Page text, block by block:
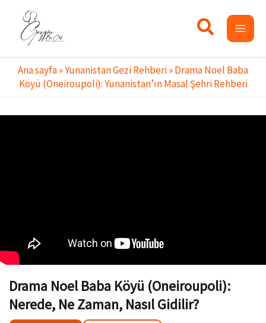
Ana sayfa»Yunanistan Gezi Rehberi»Drama Noel Baba
Köyü (Oneiroupoli): Yunanistan’ın Masal Şehri Rehberi
Drama Noel Baba Köyü (Oneiroupoli):
Nerede, Ne Zaman, Nasıl Gidilir?